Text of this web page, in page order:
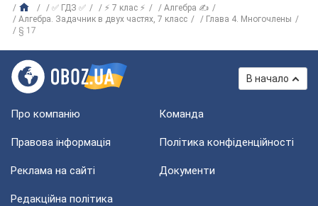
✅ ГДЗ ✅ ⚡ 7 клас ⚡
Алгебра ✍
Алгебра. Задачник в двух частях, 7 класс
Глава 4. Многочлены
§ 17
В начало
Про компанію Команда
Правова інформація Політика конфіденційності
Реклама на сайті Документи
Редакційна політика